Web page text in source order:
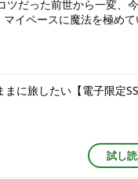
だった前世から一変、
イペースに魔法を極め
で・・・!? 「俺たちは
法や創造魔法など、常
々で頼られまくってしま
に旅したい【電子限定SS
試し